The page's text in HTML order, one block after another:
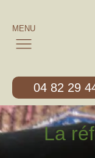
MENU
04 82 29
La